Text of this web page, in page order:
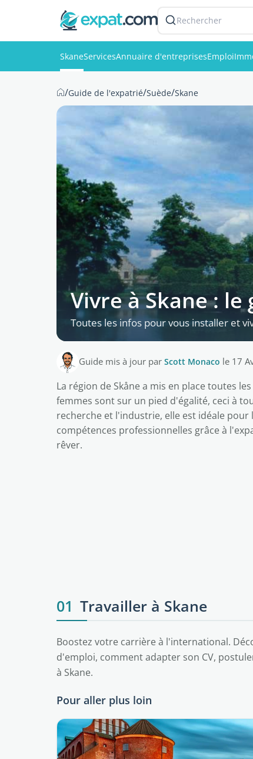
Rechercher
SkaneServicesAnnuaire d'entreprisesEmploi
/Guide de l'expatrié/Suède/Skane
Vivre à Skane :
Toutes les infos pour vous installer et
Guide mis à jour par Scott Monaco le 17
La région de Skåne a mis en place toutes
femmes sont sur un pied d'égalité, ceci à
recherche et l'industrie, elle est idéale
compétences professionnelles grâce à
rêver.
01 Travailler à Skane
Boostez votre carrière à l'international.
d'emploi, comment adapter son CV,
à Skane.
Pour aller plus loin